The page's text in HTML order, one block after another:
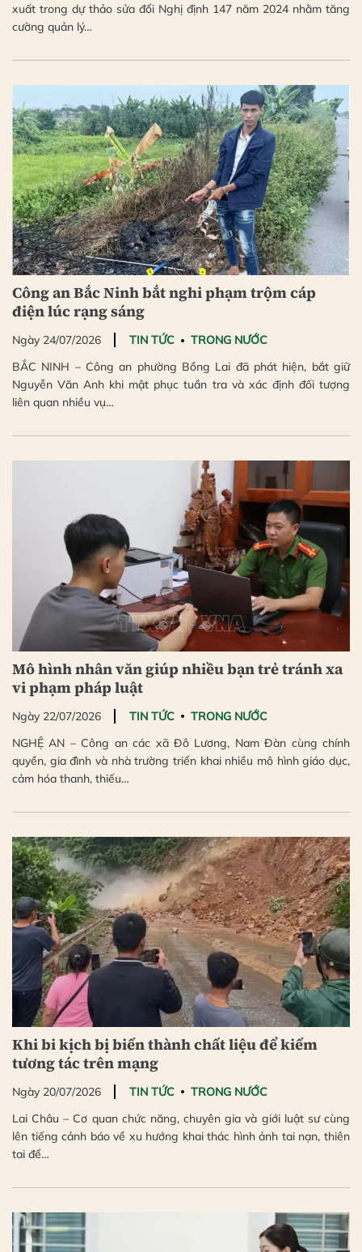
xuất trong dự thảo sửa đổi Nghị định 147 năm 2024 nhằm tăng
cường quản lý…
Công an Bắc Ninh bắt nghi phạm trộm cáp
điện lúc rạng sáng
Ngày 24/07/2026 TIN TỨC
TRONG NƯỚC
BẮC NINH – Công an phường Bồng Lai đã phát hiện, bắt giữ
Nguyễn Văn Anh khi mật phục tuần tra và xác định đối tượng
liên quan nhiều vụ…
Mô hình nhân văn giúp nhiều bạn trẻ tránh xa
vi phạm pháp luật
Ngày 22/07/2026 TIN TỨC
TRONG NƯỚC
NGHỆ AN – Công an các xã Đô Lương, Nam Đàn cùng chính
quyền, gia đình và nhà trường triển khai nhiều mô hình giáo dục,
cảm hóa thanh, thiếu…
Khi bi kịch bị biến thành chất liệu để kiếm
tương tác trên mạng
Ngày 20/07/2026 TIN TỨC
TRONG NƯỚC
Lai Châu – Cơ quan chức năng, chuyên gia và giới luật sư cùng
lên tiếng cảnh báo về xu hướng khai thác hình ảnh tai nạn, thiên
tai để…